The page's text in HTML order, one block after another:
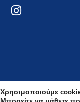
Χρησιμοποιούμε